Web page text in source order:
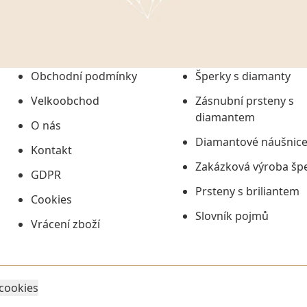
č. 101/2000 Sb. v
uchováním veškerých
údajů či jako jeho
informací, nejdéle
Obchodní podmínky
Velkoobchod
O nás
Kontakt
GDPR
Cookies
Vrácení zboží
Šperky s diamanty
Zásnubní prsteny s
diamantem
Diamantové náušnice
Zakázková výroba
Prsteny s briliantem
Slovník pojmů